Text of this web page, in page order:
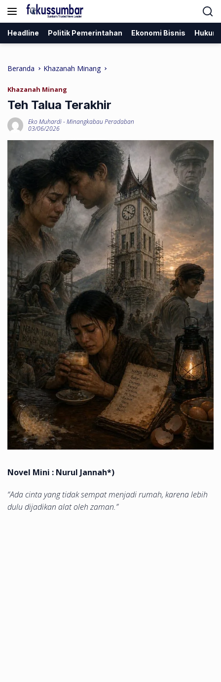
Langsung
Headline Politik Pemerintahan Ekonomi Bisnis Hukum
Beranda Khazanah Minang
Khazanah Minang
Teh Talua Terakhir
Eko Muhardi-Minangkabau Peradaban
03/06/2026
Novel Mini : Nurul Jannah*)
“Ada cinta yang tidak sempat menjadi rumah, karena lebih
dulu dijadikan alat oleh zaman.”